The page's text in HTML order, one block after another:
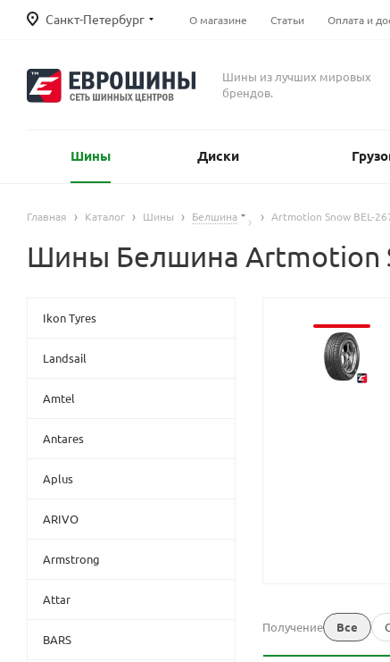
Санкт-Петербург О магазине Статьи Оплата и
Шины из лучших мировых
брендов.
Шины Диски
Главная Каталог Шины Белшина Artmotion Snow BEL-
Шины Белшина Artmotion
Получение Все
Ikon Tyres
Landsail
Amtel
Antares
Aplus
ARIVO
Armstrong
Attar
BARS